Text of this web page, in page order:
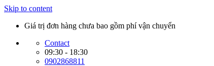
Skip to content
Giá trị đơn hàng chưa bao gồm phí vận chuyển
Contact
09:30 - 18:30
0902868811